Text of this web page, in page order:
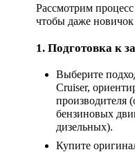
Рассмотрим
чтобы даже
1. Подготовка к
Выберите
Cruiser,
производителя
бензиновых
дизельных).
Купите